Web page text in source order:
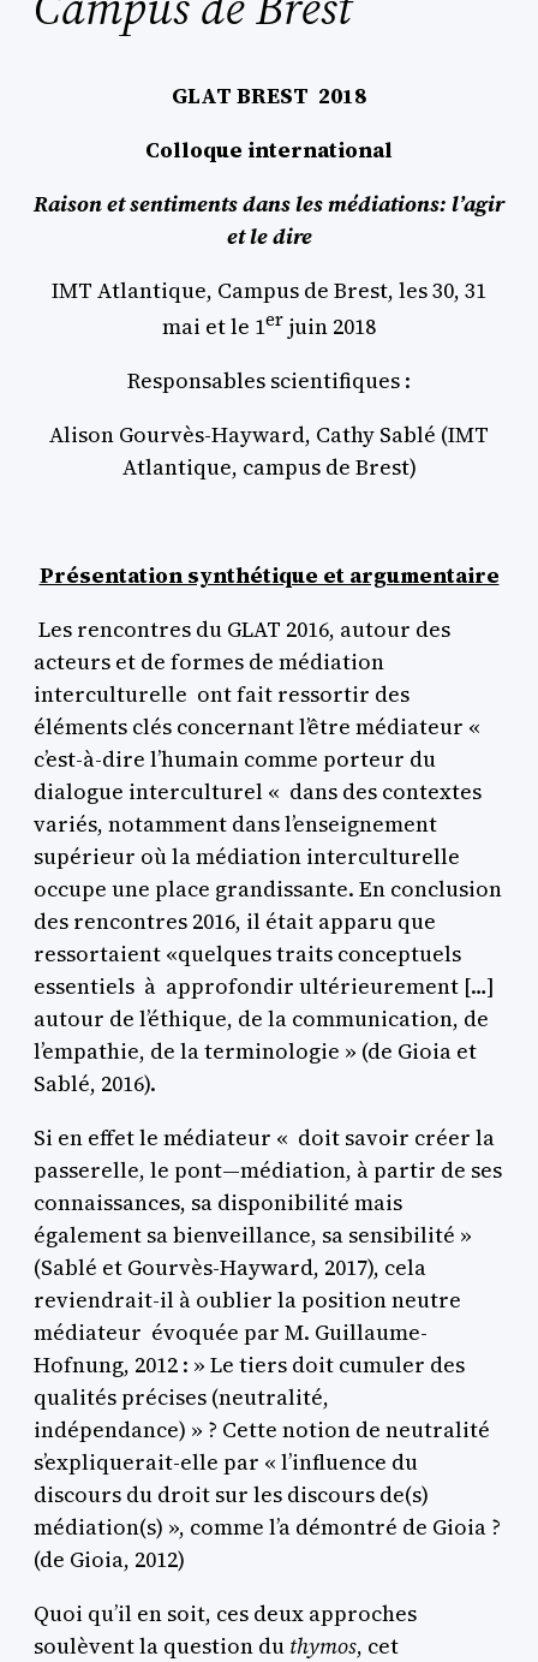
GLAT BREST 2018
Colloque international
Raison et sentiments dans les médiations: l’agir
et le dire
IMT Atlantique, Campus de Brest, les 30, 31
mai et le 1er juin 2018
Responsables scientifiques :
Alison Gourvès-Hayward, Cathy Sablé (IMT
Atlantique, campus de Brest)
Présentation synthétique et argumentaire
Les rencontres du GLAT 2016, autour des
acteurs et de formes de médiation
interculturelle ont fait ressortir des
éléments clés concernant l’être médiateur «
c’est-à-dire l’humain comme porteur du
dialogue interculturel « dans des contextes
variés, notamment dans l’enseignement
supérieur où la médiation interculturelle
occupe une place grandissante. En conclusion
des rencontres 2016, il était apparu que
ressortaient «quelques traits conceptuels
essentiels à approfondir ultérieurement […]
autour de l’éthique, de la communication, de
l’empathie, de la terminologie » (de Gioia et
Sablé, 2016).
Si en effet le médiateur « doit savoir créer la
passerelle, le pont—médiation, à partir de ses
connaissances, sa disponibilité mais
également sa bienveillance, sa sensibilité »
(Sablé et Gourvès-Hayward, 2017), cela
reviendrait-il à oublier la position neutre
médiateur évoquée par M. Guillaume-
Hofnung, 2012 : » Le tiers doit cumuler des
qualités précises (neutralité,
indépendance) » ? Cette notion de neutralité
s’expliquerait-elle par « l’influence du
discours du droit sur les discours de(s)
médiation(s) », comme l’a démontré de Gioia ?
(de Gioia, 2012)
Quoi qu’il en soit, ces deux approches
soulèvent la question du thymos, cet